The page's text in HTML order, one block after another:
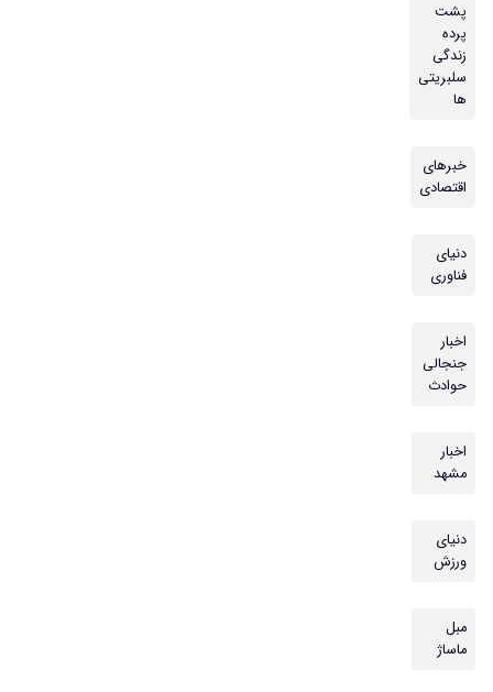
پشت
پرده
زندگی
سلبریتی
ها
خبرهای
اقتصادی
دنیای
فناوری
اخبار
جنجالی
حوادث
اخبار
مشهد
دنیای
ورزش
مبل
ماساژ